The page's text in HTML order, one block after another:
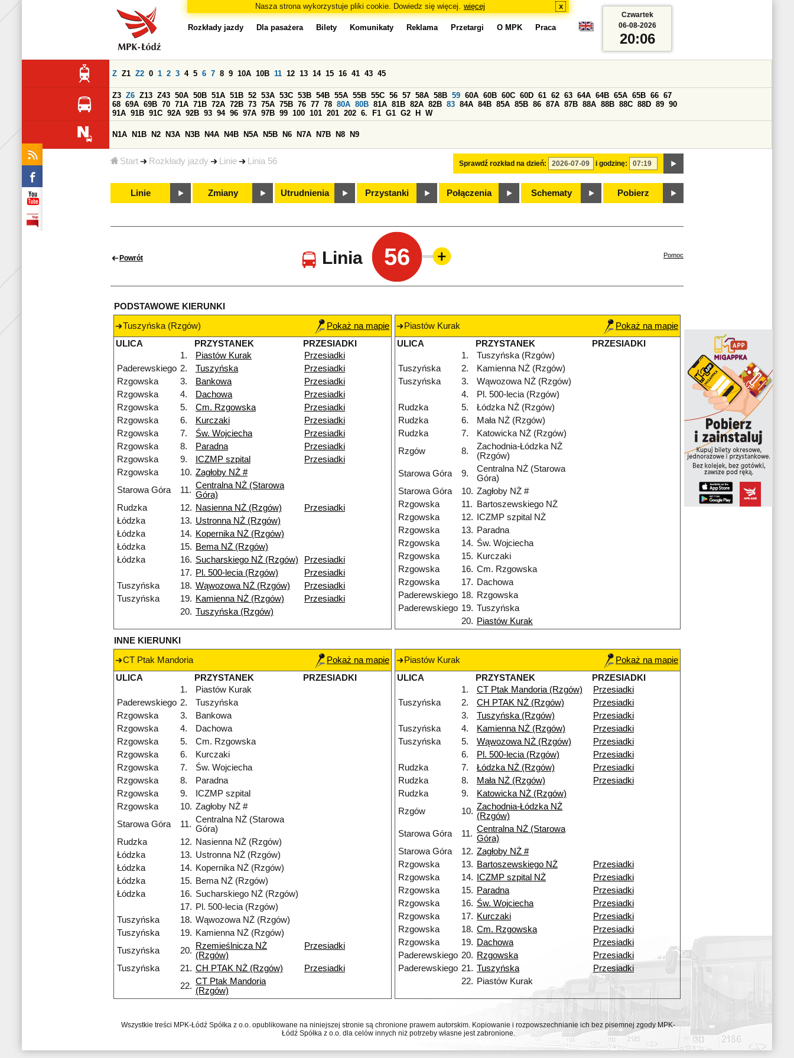
Nasza strona wykorzystuje pliki cookie. Dowiedz się więcej. więcej x
Start Rozkłady jazdy Linie Linia 56
Rozkłady jazdy Dla pasażera Bilety Komunikaty Reklama Przetargi O MPK Praca
Sprawdź rozkład na dzień: i godzinę:
Z Z1 Z2 0 1 2 3 4 5 6 7 8 9 10A 10B 11 12 13 14 15 16 41 43 45
Z3 Z6 Z13 Z43 50A 50B 51A 51B 52 53A 53C 53B 54B 55A 55B 55C 56 57 58A 58B 59 60A 60B 60C 60D 61 62 63 64A 64B 65A 65B 66 67
68 69A 69B 70 71A 71B 72A 72B 73 75A 75B 76 77 78 80A 80B 81A 81B 82A 82B 83 84A 84B 85A 85B 86 87A 87B 88A 88B 88C 88D 89 90
91A 91B 91C 92A 92B 93 94 96 97A 97B 99 100 101 201 202 6. F1 G1 G2 H W
N1A N1B N2 N3A N3B N4A N4B N5A N5B N6 N7A N7B N8 N9
Linie Zmiany Utrudnienia Przystanki Połączenia Schematy Pobierz
Czwartek
06-08-2026
20:06
Powrót Linia 56 Pomoc
PODSTAWOWE KIERUNKI
Tuszyńska (Rzgów)
Pokaż na mapie
ULICA
PRZYSTANEK
PRZESIADKI
1.
Piastów Kurak
Przesiadki
Paderewskiego 2. Tuszyńska
Przesiadki
Rzgowska
3. Bankowa
Przesiadki
Rzgowska
4. Dachowa
Przesiadki
Rzgowska
5. Cm. Rzgowska
Przesiadki
Rzgowska
6. Kurczaki
Przesiadki
Rzgowska
7. Św. Wojciecha
Przesiadki
Rzgowska
8. Paradna
Przesiadki
Rzgowska
9. ICZMP szpital
Przesiadki
Rzgowska
10. Zagłoby NŻ #
Starowa Góra
11. Centralna NŻ (Starowa
Góra)
Rudzka
12. Nasienna NŻ (Rzgów)
Przesiadki
Łódzka
13. Ustronna NŻ (Rzgów)
Łódzka
14. Kopernika NŻ (Rzgów)
Łódzka
15. Bema NŻ (Rzgów)
Łódzka
16. Sucharskiego NŻ (Rzgów)
Przesiadki
17. Pl. 500-lecia (Rzgów)
Przesiadki
Tuszyńska
18. Wąwozowa NŻ (Rzgów)
Przesiadki
Tuszyńska
19. Kamienna NŻ (Rzgów)
Przesiadki
20. Tuszyńska (Rzgów)
Piastów Kurak
Pokaż na mapie
ULICA
PRZYSTANEK
PRZESIADKI
1.
Tuszyńska (Rzgów)
Tuszyńska
2.
Kamienna NŻ (Rzgów)
Tuszyńska
3.
Wąwozowa NŻ (Rzgów)
4.
Pl. 500-lecia (Rzgów)
Rudzka
5.
Łódzka NŻ (Rzgów)
Rudzka
6.
Mała NŻ (Rzgów)
Rudzka
7.
Katowicka NŻ (Rzgów)
Rzgów
8.
Zachodnia-Łódzka NŻ
(Rzgów)
Starowa Góra
9.
Centralna NŻ (Starowa
Góra)
Starowa Góra
10. Zagłoby NŻ #
Rzgowska
11.
Bartoszewskiego NŻ
Rzgowska
12.
ICZMP szpital NŻ
Rzgowska
13. Paradna
Rzgowska
14. Św. Wojciecha
Rzgowska
15. Kurczaki
Rzgowska
16. Cm. Rzgowska
Rzgowska
17. Dachowa
Paderewskiego 18. Rzgowska
Paderewskiego 19. Tuszyńska
20. Piastów Kurak
INNE KIERUNKI
CT Ptak Mandoria
Pokaż na mapie
ULICA
PRZYSTANEK
PRZESIADKI
1.
Piastów Kurak
Paderewskiego 2.
Tuszyńska
Rzgowska
3.
Bankowa
Rzgowska
4.
Dachowa
Rzgowska
5.
Cm. Rzgowska
Rzgowska
6.
Kurczaki
Rzgowska
7.
Św. Wojciecha
Rzgowska
8.
Paradna
Rzgowska
9.
ICZMP szpital
Rzgowska
10. Zagłoby NŻ #
Starowa Góra
11. Centralna NŻ (Starowa
Góra)
Rudzka
12. Nasienna NŻ (Rzgów)
Łódzka
13. Ustronna NŻ (Rzgów)
Łódzka
14. Kopernika NŻ (Rzgów)
Łódzka
15. Bema NŻ (Rzgów)
Łódzka
16. Sucharskiego NŻ (Rzgów)
17. Pl. 500-lecia (Rzgów)
Tuszyńska
18. Wąwozowa NŻ (Rzgów)
Tuszyńska
19. Kamienna NŻ (Rzgów)
Tuszyńska
20. Rzemieślnicza NŻ
(Rzgów)
Przesiadki
Tuszyńska 21. CH PTAK NŻ (Rzgów)
Przesiadki
22. CT Ptak Mandoria
(Rzgów)
Piastów Kurak
Pokaż na mapie
ULICA
PRZYSTANEK
PRZESIADKI
1.
CT Ptak Mandoria (Rzgów)
Przesiadki
Tuszyńska
2. CH PTAK NŻ (Rzgów)
Przesiadki
3.
Tuszyńska (Rzgów)
Przesiadki
Tuszyńska
4. Kamienna NŻ (Rzgów)
Przesiadki
Tuszyńska
5. Wąwozowa NŻ (Rzgów)
Przesiadki
6.
Pl. 500-lecia (Rzgów)
Przesiadki
Rudzka
7. Łódzka NŻ (Rzgów)
Przesiadki
Rudzka
8. Mała NŻ (Rzgów)
Przesiadki
Rudzka
9.
Katowicka NŻ (Rzgów)
Rzgów
10. Zachodnia-Łódzka NŻ
(Rzgów)
Starowa Góra
11. Centralna NŻ (Starowa
Góra)
Starowa Góra
12. Zagłoby NŻ #
Rzgowska
13. Bartoszewskiego NŻ
Przesiadki
Rzgowska
14. ICZMP szpital NŻ
Przesiadki
Rzgowska
15. Paradna
Przesiadki
Rzgowska
16. Św. Wojciecha
Przesiadki
Rzgowska
17. Kurczaki
Przesiadki
Rzgowska
18. Cm. Rzgowska
Przesiadki
Rzgowska
19. Dachowa
Przesiadki
Paderewskiego 20. Rzgowska
Przesiadki
Paderewskiego 21. Tuszyńska
Przesiadki
22. Piastów Kurak
Wszystkie treści MPK-Łódź Spółka z o.o. opublikowane na niniejszej stronie są chronione prawem autorskim. Kopiowanie i rozpowszechnianie ich bez pisemnej zgody MPK-
Łódź Spółka z o.o. dla celów innych niż potrzeby własne jest zabronione.